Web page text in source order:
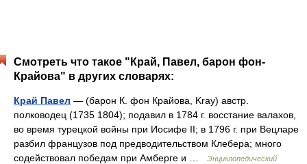
Смотреть что такое "Край, Павел, барон фон-
Крайова" в других словарях:
Край Павел — (барон К. фон Крайова, Kray) австр.
полководец (1735 1804); подавил в 1784 г. восстание валахов,
во время турецкой войны при Иосифе II; в 1796 г. при Вецларе
разбил французов под предводительством Клебера; много
содействовал победам при Амберге и …
Энциклопедический